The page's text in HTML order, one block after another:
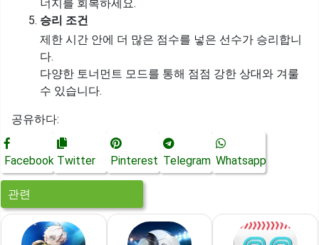
너지를 회복하세요.
승리 조건
제한 시간 안에 더 많은 점수를 넣은 선수가 승리합니
다.
다양한 토너먼트 모드를 통해 점점 강한 상대와 겨룰
수 있습니다.
공유하다:
Facebook Twitter Pinterest Telegram Whatsapp
관련